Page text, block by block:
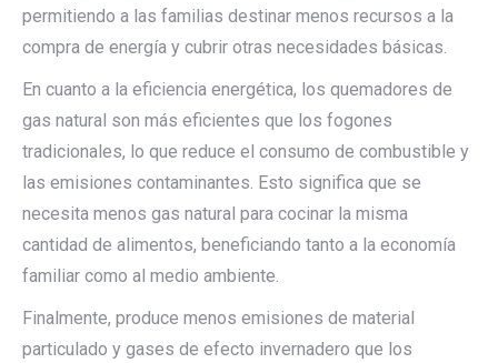
permitiendo a las familias destinar menos recursos a la
compra de energía y cubrir otras necesidades básicas.
En cuanto a la eficiencia energética, los quemadores de
gas natural son más eficientes que los fogones
tradicionales, lo que reduce el consumo de combustible y
las emisiones contaminantes. Esto significa que se
necesita menos gas natural para cocinar la misma
cantidad de alimentos, beneficiando tanto a la economía
familiar como al medio ambiente.
Finalmente, produce menos emisiones de material
particulado y gases de efecto invernadero que los